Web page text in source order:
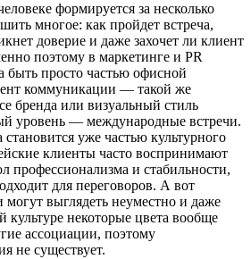
формируется за несколько
многое: как пройдет встреча,
доверие и даже захочет ли клиент
поэтому в маркетинге и PR
быть просто частью офисной
коммуникации — такой же
бренда или визуальный стиль
уровень — международные встречи.
становится уже частью культурного
клиенты часто воспринимают
профессионализма и стабильности,
для переговоров. А вот
выглядеть неуместно и даже
культуре некоторые цвета вообще
ассоциации, поэтому
не существует.